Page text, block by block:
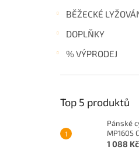
BĚŽECKÉ
DOPLŇKY
% VÝPRODEJ
Top 5 produktů
Pánské
MP1605
1 088 Kč